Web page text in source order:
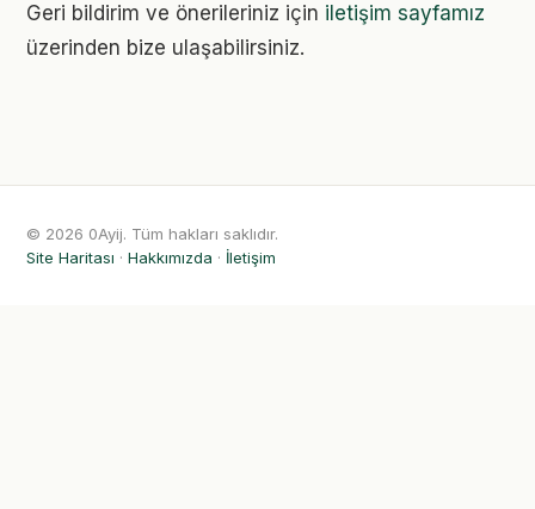
Geri bildirim ve önerileriniz için iletişim sayfamız
üzerinden bize ulaşabilirsiniz.
© 2026 0Ayij. Tüm hakları saklıdır.
Site Haritası · Hakkımızda · İletişim